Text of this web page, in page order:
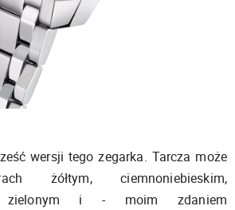
wersji tego zegarka. Tarcza może
żółtym, ciemnoniebieskim,
zielonym i - moim zdaniem